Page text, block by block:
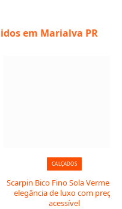
em Marialva PR
CALÇADOS
Scarpin Bico Fino Sola Vermelha:
elegância de luxo com preço
acessível